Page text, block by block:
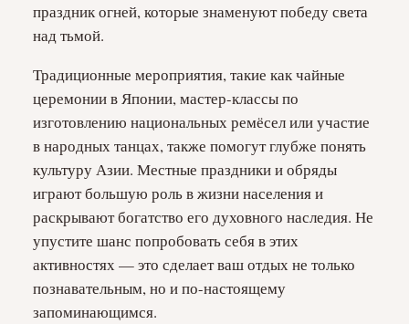
праздник огней, которые знаменуют победу света
над тьмой.
Традиционные мероприятия, такие как чайные
церемонии в Японии, мастер-классы по
изготовлению национальных ремёсел или участие
в народных танцах, также помогут глубже понять
культуру Азии. Местные праздники и обряды
играют большую роль в жизни населения и
раскрывают богатство его духовного наследия. Не
упустите шанс попробовать себя в этих
активностях — это сделает ваш отдых не только
познавательным, но и по-настоящему
запоминающимся.